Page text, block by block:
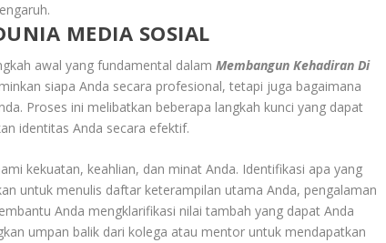
MEDIA SOSIAL
awal yang fundamental dalamMembangun Kehadiran Di
siapa Anda secara profesional, tetapi juga bagaimana
Proses ini melibatkan beberapa langkah kunci yang dapat
identitas Anda secara efektif.
kekuatan, keahlian, dan minat Anda. Identifikasi apa yang
untuk menulis daftar keterampilan utama Anda, pengalaman
Anda mengklarifikasi nilai tambah yang dapat Anda
umpan balik dari kolega atau mentor untuk mendapatkan